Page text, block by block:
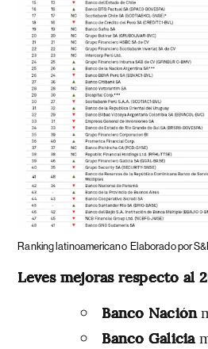
Ranking latinoamericano Elaborado por
Leves mejoras respecto al
Banco Nación
Banco Galicia